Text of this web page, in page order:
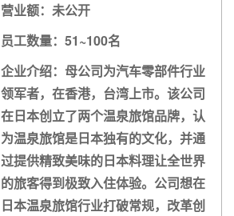
营业额：未公开
员工数量：51~100名
企业介绍：母公司为汽车零部件行业
领军者，在香港，台湾上市。该公司
在日本创立了两个温泉旅馆品牌，认
为温泉旅馆是日本独有的文化，并通
过提供精致美味的日本料理让全世界
的旅客得到极致入住体验。公司想在
日本温泉旅馆行业打破常规，改革创